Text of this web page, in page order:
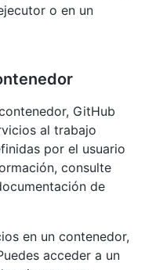
o en un
GitHub
al trabajo
por el usuario
consulte
de
en un contenedor,
acceder a un